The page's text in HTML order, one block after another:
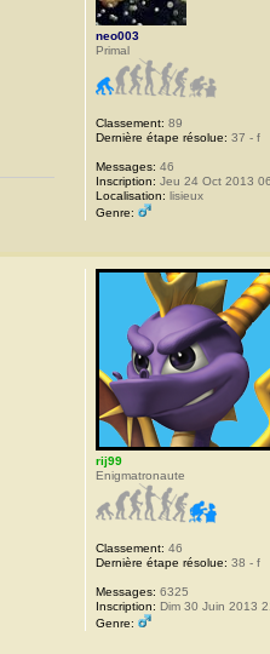
neo003
Primal
Classement: 89
Dernière étape résolue: 37 - f
Messages: 46
Inscription: Jeu 24 Oct 2013
Localisation: lisieux
Genre:
rij99
Enigmatronaute
Classement: 46
Dernière étape résolue: 38 - f
Messages: 6325
Inscription: Dim 30 Juin 2013
Genre: